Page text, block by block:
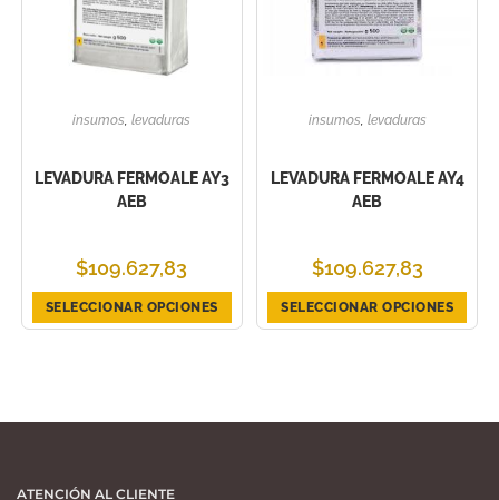
insumos,levaduras
LEVADURA FERMOALE AY3
AEB
$109.627,83
SELECCIONAR OPCIONES
insumos, levaduras
LEVADURA FERMOALE AY4
AEB
$109.627,83
SELECCIONAR OPCIONES
ATENCIÓN AL CLIENTE